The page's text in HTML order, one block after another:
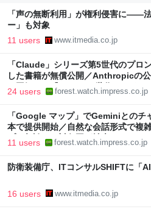
「声の無断利用」が権利侵害に――
ー」も対象
11 users www.itmedia.co.jp
「Claude」シリーズ第5世代のプロ
した書籍が無償公開／Anthropicの
で図解した『Claude 5世代 マスタ
24 users forest.watch.impress.co.jp
「Google マップ」でGeminiとのチ
本で提供開始／自然な会話形式で複
プに相談］の対象国が拡大
11 users forest.watch.impress.co.jp
防衛装備庁、ITコンサルSHIFTに「
16 users www.itmedia.co.jp